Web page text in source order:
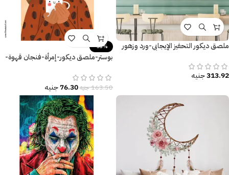
ملصق ديكور التحفيز الإيجابي-ورد وزهور
313.92جنيه
-53%
بوستر-ملصق ديكور-إمرأة-فنجان قهوة-
163.50جنيه76.30جنيه